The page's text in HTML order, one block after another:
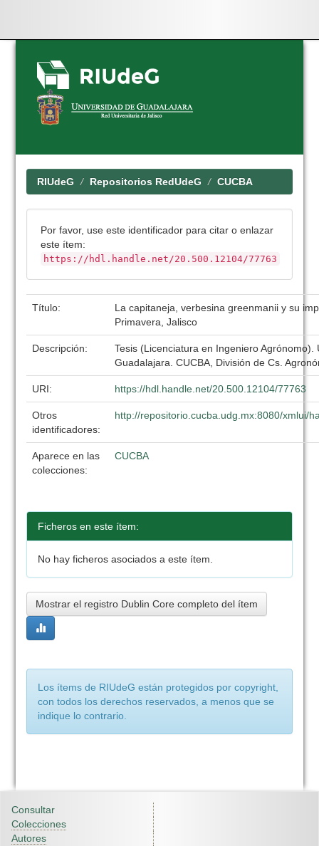
Skip
navigation
RIUdeG Repositorios RedUdeG CUCBA
Por favor, use este identificador para citar o enlazar
este ítem:
https://hdl.handle.net/20.500.12104/77763
Título:
La capitaneja, verbesina greenmanii y su
Primavera, Jalisco
Descripción:
Tesis (Licenciatura en Ingeniero Agrónomo).
Guadalajara. CUCBA, División de Cs.
URI: https://hdl.handle.net/20.500.12104/77763
Otros
identificadores:
http://repositorio.cucba.udg.mx:8080/xmlui/
Aparece en las
colecciones:
CUCBA
Ficheros en este ítem:
No hay ficheros asociados a este ítem.
Mostrar el registro Dublin Core completo del ítem
Los ítems de RIUdeG están protegidos por copyright,
con todos los derechos reservados, a menos que se
indique lo contrario.
Consultar
Colecciones
Autores